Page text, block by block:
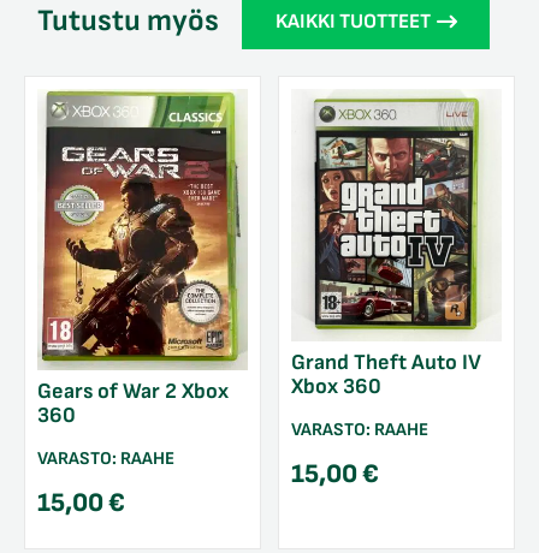
Tutustu myös KAIKKI TUOTTEET
Gears of War 2 Xbox
360
VARASTO: RAAHE
15,00€
Grand Theft Auto IV
Xbox 360
VARASTO: RAAHE
15,00€